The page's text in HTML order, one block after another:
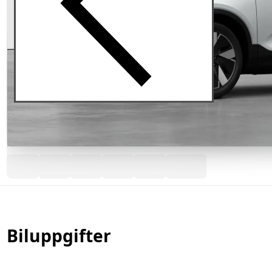
Biluppgifter